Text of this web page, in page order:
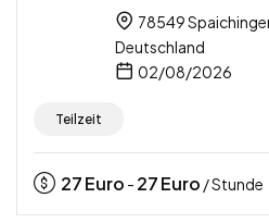
78549
Deutschland
02/08/2026
Teilzeit
27Euro - 27Euro / Stunde